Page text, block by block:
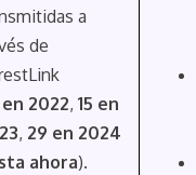
a
de
en 2022, 15 en
, 29 en 2024
ahora).